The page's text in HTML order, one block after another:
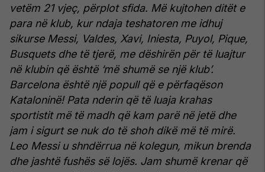
vetëm 21 vjeç, përplot sfida. Më kujtohen ditët e
para në klub, kur ndaja teshatoren me idhuj
sikurse Messi, Valdes, Xavi, Iniesta, Puyol, Pique,
Busquets dhe të tjerë, me dëshirën për të luajtur
në klubin që është ‘më shumë se një klub’.
Barcelona është një popull që e përfaqëson
Kataloninë! Pata nderin që të luaja krahas
sportistit më të madh që kam parë në jetë dhe
jam i sigurt se nuk do të shoh dikë më të mirë.
Leo Messi u shndërrua në kolegun, mikun brenda
dhe jashtë fushës së lojës. Jam shumë krenar që